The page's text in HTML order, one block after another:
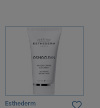
Esthederm